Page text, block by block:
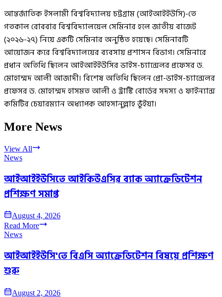
আন্তর্জাতিক ইসলামী বিশ্ববিদ্যালয় চট্টগ্রাম (আইআইইউসি)-তে
গতকাল রোববার বিশ্ববিদ্যালয়েল সেমিনার হলে জাতীয় বাজেট
(২০২৬-২৭) নিয়ে একটি সেমিনার অনুষ্ঠিত হয়েছে। সেমিনারটি
আয়োজন করে বিশ্ববিদ্যালয়ের ব্যবসায় প্রশাসন বিভাগ। সেমিনারে
প্রধান অতিথি ছিলেন আইআইইউসির ভাইস-চ্যান্সেলর প্রফেসর ড.
মোহাম্মদ আলী আজাদী। বিশেষ অতিথি ছিলেন প্রো-ভাইস-চ্যান্সেলর
প্রফেসর ড. মোহাম্মদ হাসমত আলী ও ট্রাস্টি বোর্ডের সদস্য ও ফাইন্যান্স
কমিটির চেয়ারম্যান অধ্যাপক আহসানুল্লাহ ভূঁইয়া।
More News
View All
News
আইআইইউসিতে আইকিউএসির ব্যাক অ্যাক্রেডিটেশন
প্রশিক্ষণ সমাপ্ত
August 4, 2026
Read More
News
আইআইইউসি'তে বিএসি অ্যাক্রেডিটেশন বিষয়ে প্রশিক্ষণ
শুরু
August 2, 2026